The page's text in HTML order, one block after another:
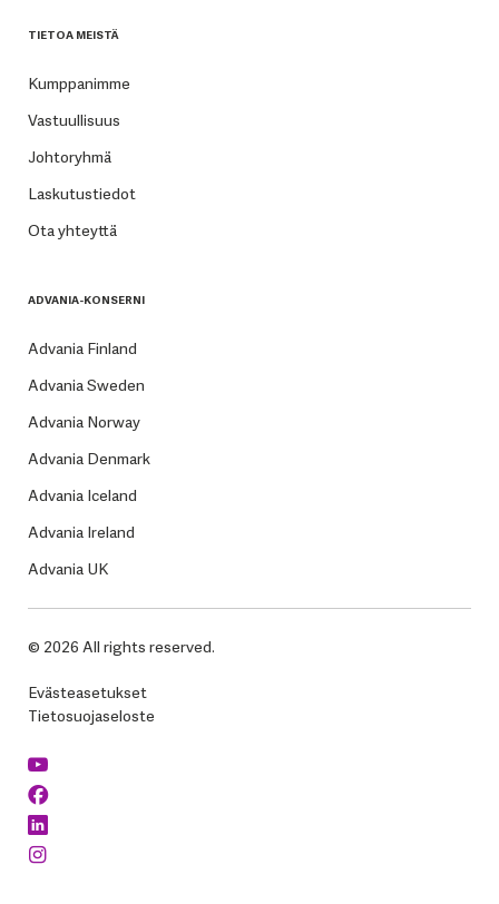
TIETOA MEISTÄ
Kumppanimme
Vastuullisuus
Johtoryhmä
Laskutustiedot
Ota yhteyttä
ADVANIA-KONSERNI
Advania Finland
Advania Sweden
Advania Norway
Advania Denmark
Advania Iceland
Advania Ireland
Advania UK
© 2026 All rights reserved.
Evästeasetukset
Tietosuojaseloste